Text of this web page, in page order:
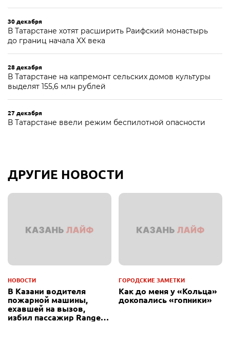
30 декабря
В Татарстане хотят расширить Раифский монастырь
до границ начала XX века
28 декабря
В Татарстане на капремонт сельских домов культуры
выделят 155,6 млн рублей
27 декабря
В Татарстане ввели режим беспилотной опасности
ДРУГИЕ НОВОСТИ
НОВОСТИ
В Казани водителя
пожарной машины,
ехавшей на вызов,
избил пассажир Range
ГОРОДСКИЕ ЗАМЕТКИ
Как до меня у «Кольца»
докопались «гопники»